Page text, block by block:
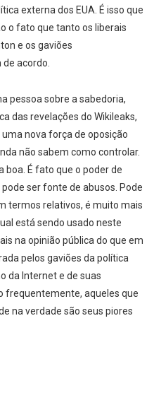
externa dos EUA. É isso que
o fato que tanto os liberais
e os gaviões
de acordo.
pessoa sobre a sabedoria,
das revelações do Wikileaks,
nova força de oposição
não sabem como controlar.
boa. É fato que o poder de
ser fonte de abusos. Pode
termos relativos, é muito mais
está sendo usado neste
na opinião pública do que em
pelos gaviões da política
da Internet e de suas
frequentemente, aqueles que
na verdade são seus piores